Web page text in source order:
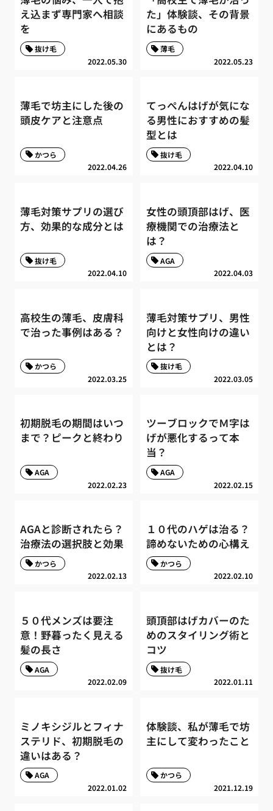
え込まず専門家へ相談
を
2022.05.30
抜け毛
た」体験談、その背景
にあるもの
2022.05.23
薄毛
薄毛で坊主にした後の
頭皮ケアと注意点
2022.04.26
かつら
てっぺんはげが気にな
る男性におすすめの髪
型とは
2022.04.10
抜け毛
薄毛対策サプリの選び
方、効果的な成分とは
2022.04.10
抜け毛
女性の頭頂部はげ、医
療機関での治療法と
は？
2022.04.03
AGA
高校生の薄毛、皮膚科
で治った事例はある？
2022.03.25
かつら
薄毛対策サプリ、男性
向けと女性向けの違い
とは？
2022.03.05
抜け毛
初期脱毛の期間はいつ
まで？ピークと終わり
2022.02.23
AGA
ツーブロックでＭ字は
げが悪化するって本
当？
2022.02.15
AGA
AGAと診断されたら？
治療法の選択肢と効果
2022.02.13
かつら
１０代のハゲは治る？
諦めないための心構え
2022.02.10
かつら
５０代メンズは要注
意！野暮ったく見える
髪の長さ
2022.02.09
AGA
頭頂部はげカバーのた
めのスタイリング術と
コツ
2022.01.11
抜け毛
ミノキシジルとフィナ
ステリド、初期脱毛の
違いはある？
2022.01.02
AGA
体験談、私が薄毛で坊
主にして変わったこと
2021.12.19
かつら